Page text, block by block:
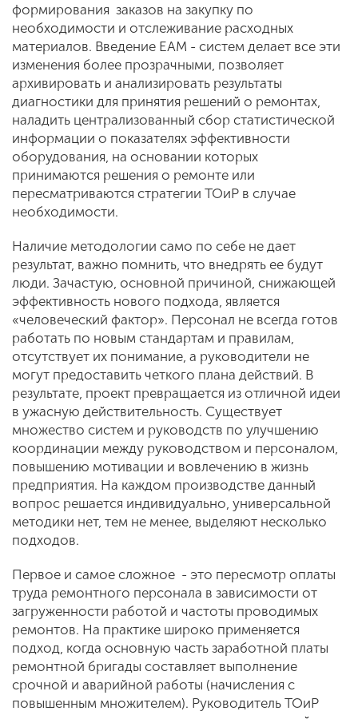
формирования заказов на закупку по
необходимости и отслеживание расходных
материалов. Введение EAM - систем делает все эти
изменения более прозрачными, позволяет
архивировать и анализировать результаты
диагностики для принятия решений о ремонтах,
наладить централизованный сбор статистической
информации о показателях эффективности
оборудования, на основании которых
принимаются решения о ремонте или
пересматриваются стратегии ТОиР в случае
необходимости.
Наличие методологии само по себе не дает
результат, важно помнить, что внедрять ее будут
люди. Зачастую, основной причиной, снижающей
эффективность нового подхода, является
«человеческий фактор». Персонал не всегда готов
работать по новым стандартам и правилам,
отсутствует их понимание, а руководители не
могут предоставить четкого плана действий. В
результате, проект превращается из отличной идеи
в ужасную действительность. Существует
множество систем и руководств по улучшению
координации между руководством и персоналом,
повышению мотивации и вовлечению в жизнь
предприятия. На каждом производстве данный
вопрос решается индивидуально, универсальной
методики нет, тем не менее, выделяют несколько
подходов.
Первое и самое сложное - это пересмотр оплаты
труда ремонтного персонала в зависимости от
загруженности работой и частоты проводимых
ремонтов. На практике широко применяется
подход, когда основную часть заработной платы
ремонтной бригады составляет выполнение
срочной и аварийной работы (начисления с
повышенным множителем). Руководитель ТОиР